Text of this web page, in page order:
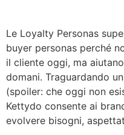
Le Loyalty Personas
buyer personas perché
il cliente oggi, ma
domani. Traguardando
(spoiler: che oggi non
Kettydo consente ai
evolvere bisogni,